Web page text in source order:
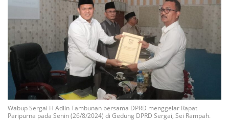
Wabup Sergai H Adlin Tambunan bersama DPRD menggelar Rapat
Paripurna pada Senin (26/8/2024) di Gedung DPRD Sergai, Sei Rampah.